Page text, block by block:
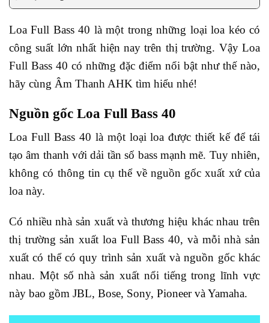
Loa Full Bass 40 là một trong những loại loa kéo có
công suất lớn nhất hiện nay trên thị trường. Vậy Loa
Full Bass 40 có những đặc điểm nổi bật như thế nào,
hãy cùng Âm Thanh AHK tìm hiểu nhé!
Nguồn gốc Loa Full Bass 40
Loa Full Bass 40 là một loại loa được thiết kế để tái
tạo âm thanh với dải tần số bass mạnh mẽ. Tuy nhiên,
không có thông tin cụ thể về nguồn gốc xuất xứ của
loa này.
Có nhiều nhà sản xuất và thương hiệu khác nhau trên
thị trường sản xuất loa Full Bass 40, và mỗi nhà sản
xuất có thể có quy trình sản xuất và nguồn gốc khác
nhau. Một số nhà sản xuất nổi tiếng trong lĩnh vực
này bao gồm JBL, Bose, Sony, Pioneer và Yamaha.